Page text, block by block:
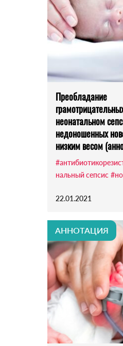
Преобладание
неонатальном
недоношенных
низким весом
нальный сепсис
22.01.2021
АННОТАЦИЯ